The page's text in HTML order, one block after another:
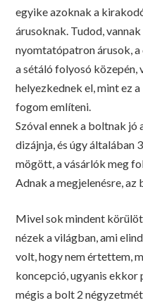
egyike azoknak a
árusoknak. Tudod,
nyomtatópatron árusok,
a sétáló folyosó
helyezkednek el, mint ez
fogom említeni.
Szóval ennek a boltnak jó
dizájnja, és úgy általában
mögött, a vásárlók meg
Adnak a megjelenésre, az
Mivel sok mindent
nézek a világban, ami
volt, hogy nem értettem,
koncepció, ugyanis ekkor
mégis a bolt 2